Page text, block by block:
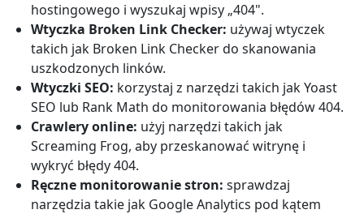
hostingowego i wyszukaj wpisy „404".
Wtyczka Broken Link Checker: używaj wtyczek
takich jak Broken Link Checker do skanowania
uszkodzonych linków.
Wtyczki SEO: korzystaj z narzędzi takich jak Yoast
SEO lub Rank Math do monitorowania błędów 404.
Crawlery online: użyj narzędzi takich jak
Screaming Frog, aby przeskanować witrynę i
wykryć błędy 404.
Ręczne monitorowanie stron: sprawdzaj
narzędzia takie jak Google Analytics pod kątem